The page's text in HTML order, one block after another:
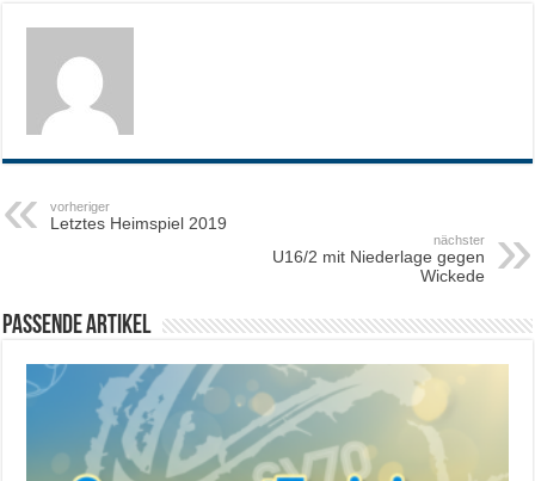
vorheriger
Letztes Heimspiel 2019
nächster
U16/2 mit Niederlage gegen
Wickede
Passende Artikel